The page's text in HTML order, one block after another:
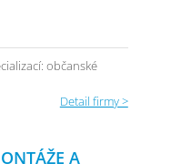
občanské
Detail firmy >
A